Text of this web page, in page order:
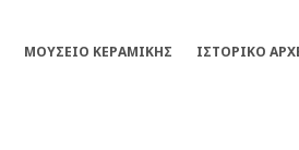
ΜΟΥΣΕΊΟ ΚΕΡΑΜΙΚΉΣ ΙΣΤΟΡΙΚΌ